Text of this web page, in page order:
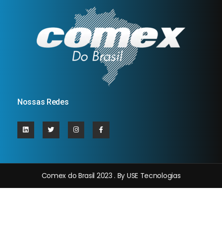
Nossas Redes
Comex do Brasil 2023 . By USE Tecnologias